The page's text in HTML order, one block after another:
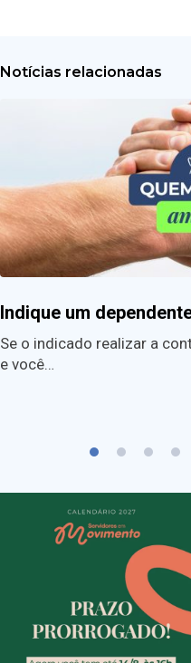
Notícias relacionadas
Indique um
Se o indicado realizar a
e você…